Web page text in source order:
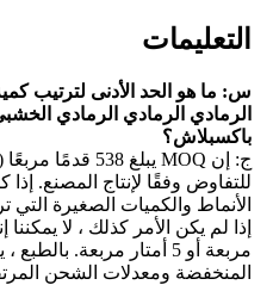
التعليمات
س: ما هو الحد الأدنى لترتيب
الرمادي الرمادي الرمادي
باكسبلاش؟
للتفاوض وفقًا لإنتاج المصنع.
الأنماط والكميات الصغيرة التي
مربعة أو 5 أمتار مربعة.
المنخفضة ومعدلات الشحن